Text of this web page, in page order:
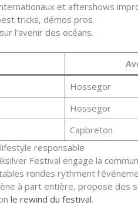
et aftershows
tricks, démos pros.
sur l’avenir des océans.
Hossegor
Hossegor
Capbreton
responsable
Festival engage la
rondes rythment
à part entière, propose des
le rewind du festival.